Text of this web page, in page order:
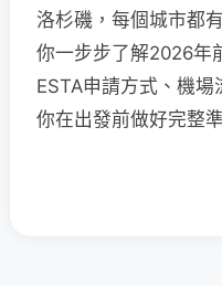
洛杉磯，每個城市都
你一步步了解2026年
ESTA申請方式、機
你在出發前做好完整